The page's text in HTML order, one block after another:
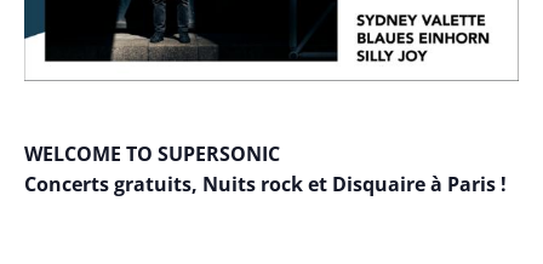
WELCOME TO SUPERSONIC
Concerts gratuits, Nuits rock et Disquaire à Paris !